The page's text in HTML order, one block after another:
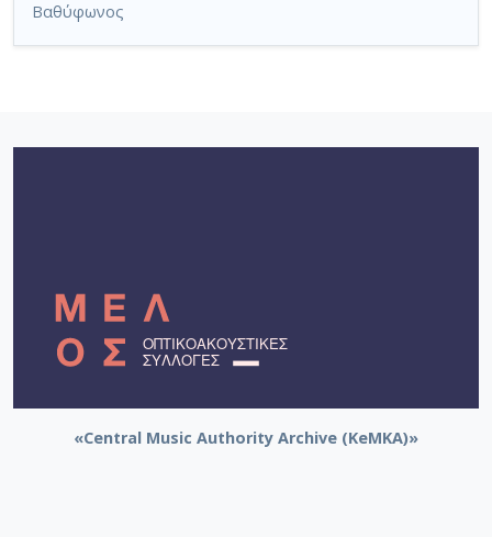
Βαθύφωνος
«Central Music Authority Archive (KeMKA)»